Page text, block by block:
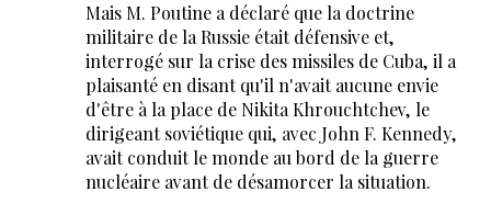
Mais M. Poutine a déclaré que la doctrine
militaire de la Russie était défensive et,
interrogé sur la crise des missiles de Cuba, il a
plaisanté en disant qu'il n'avait aucune envie
d'être à la place de Nikita Khrouchtchev, le
dirigeant soviétique qui, avec John F. Kennedy,
avait conduit le monde au bord de la guerre
nucléaire avant de désamorcer la situation.